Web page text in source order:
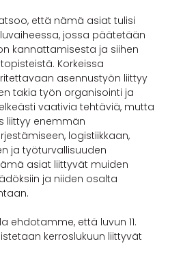
että nämä asiat tulisi
jossa päätetään
kannattamisesta ja siihen
Korkeissa
asennustyön liittyy
takia työn organisointi ja
vaativia tehtäviä, mutta
liittyy enemmän
logistiikkaan,
ja työturvallisuuden
asiat liittyvät muiden
ja niiden osalta
ehdotamme, että luvun 11.
kerroslukuun liittyvät